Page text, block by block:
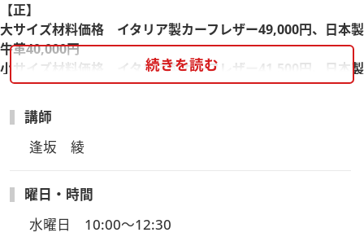
【正】
大サイズ材料価格 イタリア製カーフレザー49,000円、日本製
牛革40,000円
小サイズ材料価格 イタリア製カーフレザー41,500円、日本製
牛革35,000円
----------------------------
超軽量三日月型ショルダーバッグ
格的な仕上がりです。お一人ずつ、それぞれのペースに合わせ
てご指導いたしますので、初めての方でも順を追って進めてい
続きを読む
講師
逢坂　綾
曜日・時間
水曜日　10:00～12:30